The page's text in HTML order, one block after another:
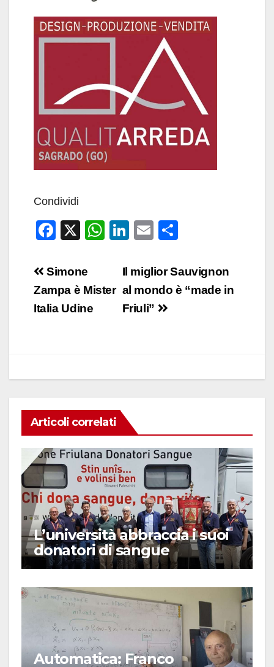
Condividi
F
c
e
b
X
W
s
Li
k
e
dI
E
ail n
di
Navigazione
articoli
Il miglior Sauvignon
al mondo è “made in
Friuli”
Simone
Zampa è Mister
Italia Udine
Articoli correlati
L’università abbraccia i suoi
donatori di sangue
Automatica: Franco